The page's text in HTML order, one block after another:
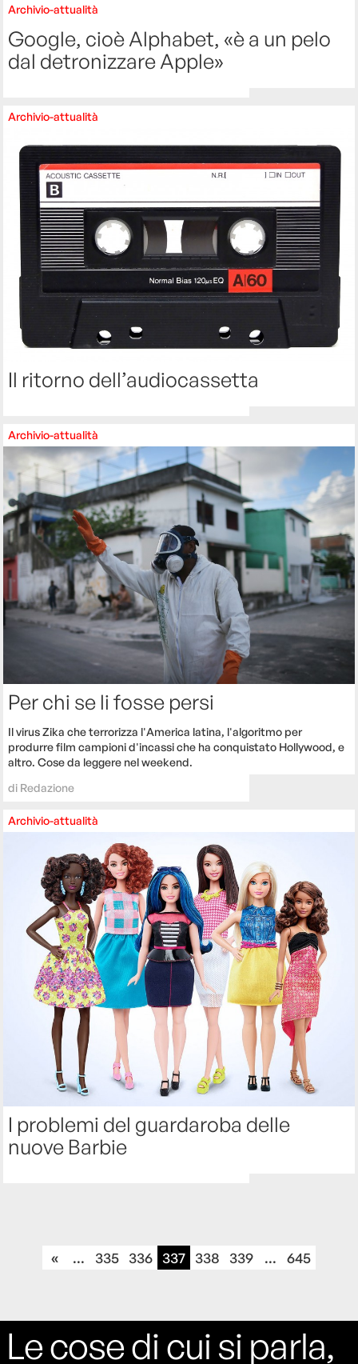
Archivio-attualità
Google, cioè Alphabet, «è a un pelo
dal detronizzare Apple»
Archivio-attualità
Il ritorno dell’audiocassetta
Archivio-attualità
Per chi se li fosse persi
Il virus Zika che terrorizza l'America latina, l'algoritmo per
produrre film campioni d'incassi che ha conquistato Hollywood, e
altro. Cose da leggere nel weekend.
di Redazione
Archivio-attualità
I problemi del guardaroba delle
nuove Barbie
« ... 335 336 337 338 339 ... 645
Le cose di cui si parla,